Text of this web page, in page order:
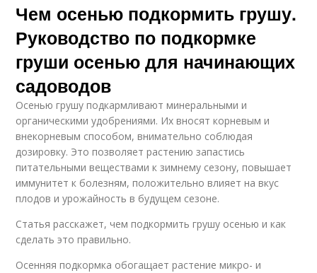
Чем осенью подкормить грушу.
Руководство по подкормке
груши осенью для начинающих
садоводов
Осенью грушу подкармливают минеральными и
органическими удобрениями. Их вносят корневым и
внекорневым способом, внимательно соблюдая
дозировку. Это позволяет растению запастись
питательными веществами к зимнему сезону, повышает
иммунитет к болезням, положительно влияет на вкус
плодов и урожайность в будущем сезоне.
Статья расскажет, чем подкормить грушу осенью и как
сделать это правильно.
Осенняя подкормка обогащает растение микро- и